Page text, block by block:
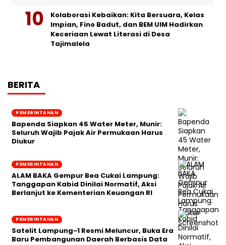
Kolaborasi Kebaikan: Kita Bersuara, Kelas
Impian, Fino Badut, dan BEM UIM Hadirkan
Keceriaan Lewat Literasi di Desa
Tajimalela
BERITA
PEMERINTAHAN
‎Bapenda Siapkan 45 Water Meter, Munir:
Seluruh Wajib Pajak Air Permukaan Harus
Diukur
PEMERINTAHAN
ALAM BAKA Gempur Bea Cukai Lampung:
Tanggapan Kabid Dinilai Normatif, Aksi
Berlanjut ke Kementerian Keuangan RI
PEMERINTAHAN
Satelit Lampung-1 Resmi Meluncur, Buka Era
Baru Pembangunan Daerah Berbasis Data